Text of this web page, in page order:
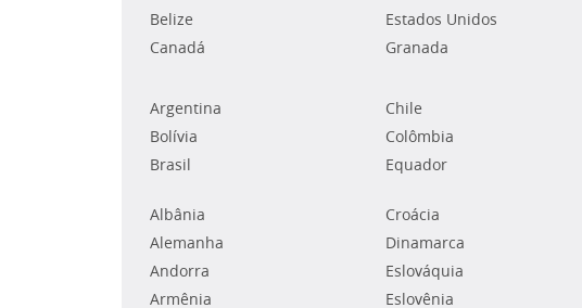
Belize
Canadá
Estados Unidos
Granada
Argentina
Bolívia
Brasil
Chile
Colômbia
Equador
Albânia
Alemanha
Andorra
Armênia
Croácia
Dinamarca
Eslováquia
Eslovênia